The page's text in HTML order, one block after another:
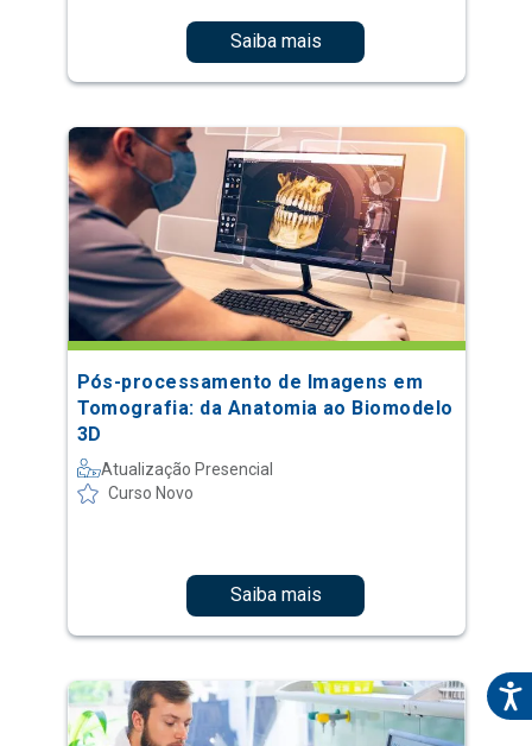
Saiba mais
Pós-processamento de Imagens em
Tomografia: da Anatomia ao Biomodelo
3D
Atualização Presencial
Curso Novo
Saiba mais